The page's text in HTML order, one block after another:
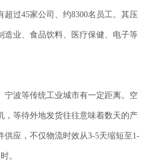
过45家公司、约8300名员工。其压
造业、食品饮料、医疗保健、电子等
宁波等传统工业城市有一定距离。空
，等待外地发货往往意味着数天的产
供应，不仅物流时效从3-5天缩短至1-
。